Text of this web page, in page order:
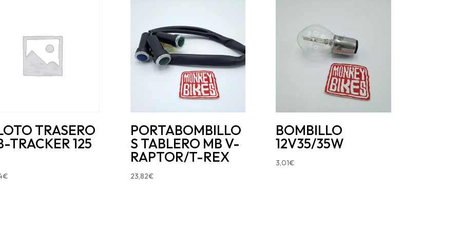
TRASERO
TRACKER 125
€
PORTABOMBILLO
S TABLERO MB V-
RAPTOR/T-REX
23,82€
BOMBILLO
12V35/35W
3,01€